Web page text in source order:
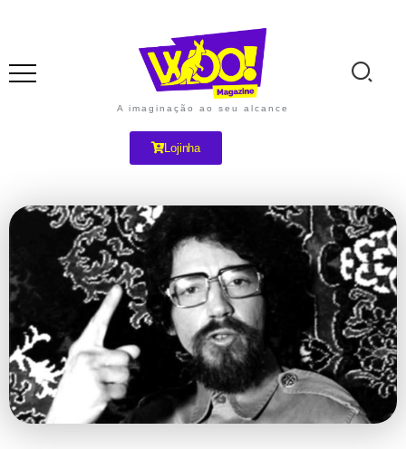
A imaginação ao seu alcance
Lojinha